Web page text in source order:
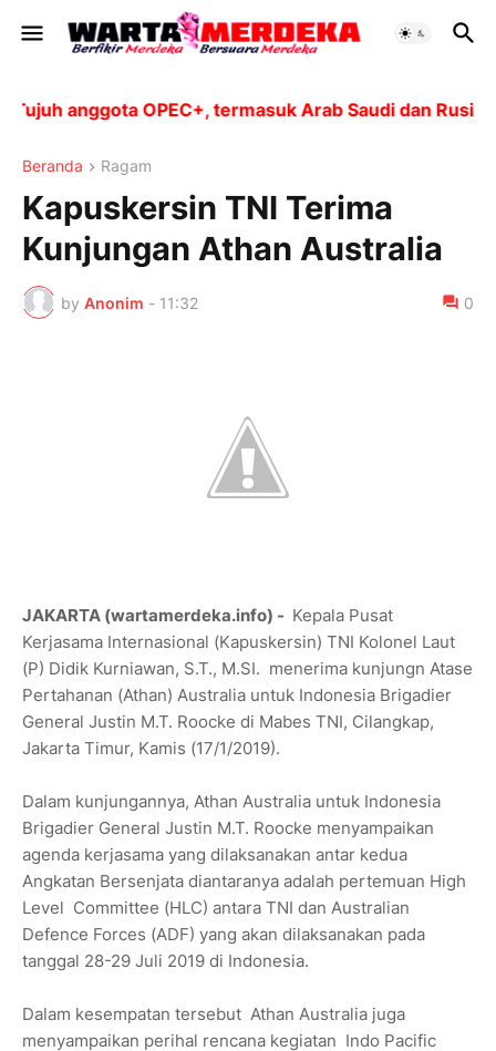
anggota OPEC+, termasuk Arab Saudi dan Rusia,
Beranda Ragam
Kapuskersin TNI Terima
Kunjungan Athan Australia
by Anonim - 11:32 0
JAKARTA (wartamerdeka.info) - Kepala Pusat
Kerjasama Internasional (Kapuskersin) TNI Kolonel Laut
(P) Didik Kurniawan, S.T., M.SI. menerima kunjungn Atase
Pertahanan (Athan) Australia untuk Indonesia Brigadier
General Justin M.T. Roocke di Mabes TNI, Cilangkap,
Jakarta Timur, Kamis (17/1/2019).
Dalam kunjungannya, Athan Australia untuk Indonesia
Brigadier General Justin M.T. Roocke menyampaikan
agenda kerjasama yang dilaksanakan antar kedua
Angkatan Bersenjata diantaranya adalah pertemuan High
Level Committee (HLC) antara TNI dan Australian
Defence Forces (ADF) yang akan dilaksanakan pada
tanggal 28-29 Juli 2019 di Indonesia.
Dalam kesempatan tersebut Athan Australia juga
menyampaikan perihal rencana kegiatan Indo Pacific